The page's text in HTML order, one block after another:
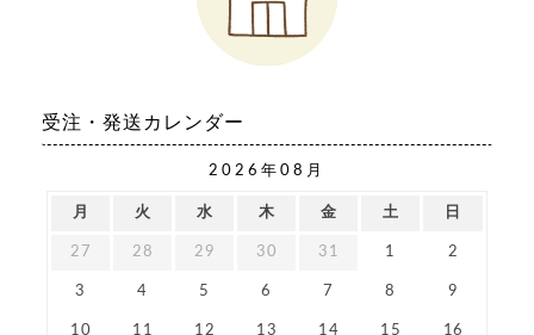
受注・発送カレンダー
2026年08月
月 火 水 木 金 土 日
27 28 29 30 31 1 2
3 4 5 6 7 8 9
10 11 12 13 14 15 16